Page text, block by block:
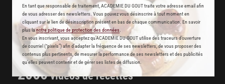
En tant que responsable de traitement, ACADEMIE DU GOUT traite votre adresse email afin
de vous adresser des newsletters. Vous pouvez vous désinscrire à tout moment en
cliquant sur le lien de désinscription présent en bas de chaque communication. En savoir
plus lanotre politique de protection des données
En vous inscrivant, vous acceptez qu'ACADEMIE DU GOUT utilise des traceurs d’ouverture
de courriel (“pixels”) afin d’adapter la fréquence de ses newsletters, de vous proposer des
contenus plus pertinents, de mesurer la performance de ses newsletters et des publicités
qu’elles peuvent contenir et de gérer ses listes de diffusion.
LA CUISINE DES CHEFS, ENFIN ACCESSIBLE !
8000recettes exclusives
partagées par vos chefs préférés
2000vidéos de recettes